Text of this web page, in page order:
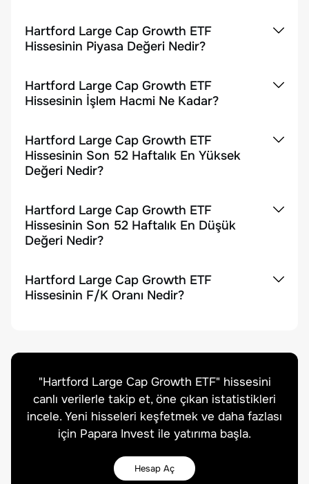
Hartford Large Cap Growth ETF
Hissesinin Piyasa Değeri Nedir?
Hartford Large Cap Growth ETF
Hissesinin İşlem Hacmi Ne Kadar?
Hartford Large Cap Growth ETF
Hissesinin Son 52 Haftalık En Yüksek
Değeri Nedir?
Hartford Large Cap Growth ETF
Hissesinin Son 52 Haftalık En Düşük
Değeri Nedir?
Hartford Large Cap Growth ETF
Hissesinin F/K Oranı Nedir?
"Hartford Large Cap Growth ETF" hissesini
canlı verilerle takip et, öne çıkan istatistikleri
incele. Yeni hisseleri keşfetmek ve daha fazlası
için Papara Invest ile yatırıma başla.
Hesap Aç